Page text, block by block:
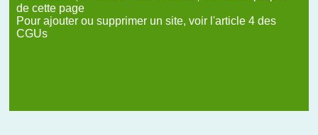
de cette page
Pour ajouter ou supprimer un site, voir l'article 4 des
CGUs